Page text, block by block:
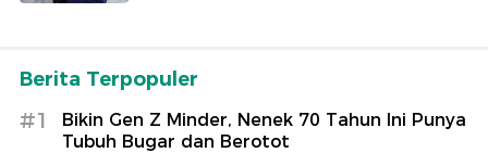
Berita Terpopuler
#1
Bikin Gen Z Minder, Nenek 70 Tahun Ini Punya
Tubuh Bugar dan Berotot